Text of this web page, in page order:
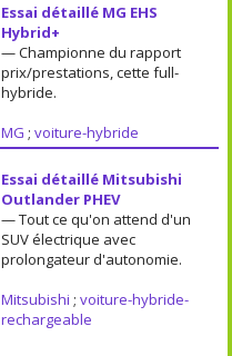
Essai détaillé MG EHS
Hybrid+
— Championne du rapport
prix/prestations, cette full-
hybride.
MG ; voiture-hybride
Essai détaillé Mitsubishi
Outlander PHEV
— Tout ce qu'on attend d'un
SUV électrique avec
prolongateur d'autonomie.
Mitsubishi ; voiture-hybride-
rechargeable